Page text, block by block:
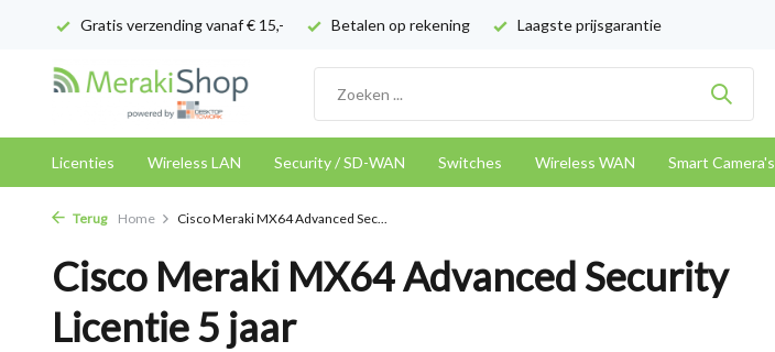
Gratis verzending vanaf € 15,- Betalen op rekening Laagste prijsgarantie
Licenties Wireless LAN Security / SD-WAN Switches Wireless WAN Smart Camera's
Terug Home Cisco Meraki MX64 Advanced Sec...
Cisco Meraki MX64 Advanced Security
Licentie 5 jaar